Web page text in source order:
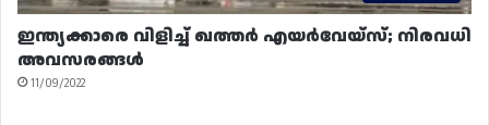
ഇന്ത്യക്കാരെ വിളിച്ച് ഖത്തർ എയർവേയ്‌സ്; നിരവധി
അവസരങ്ങൾ
11/09/2022